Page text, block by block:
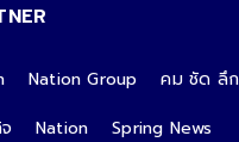
Nation Group
คม ชัด ลึก
Nation
Spring News